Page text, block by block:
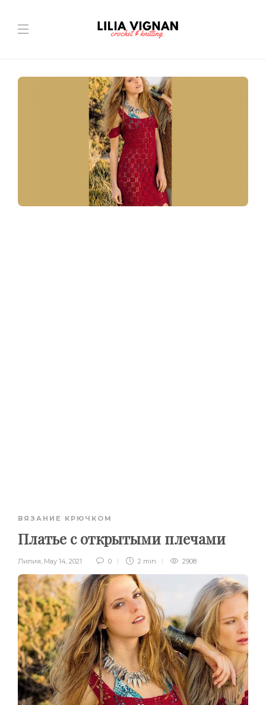
ВЯЗАНИЕ КРЮЧКОМ
Платье с открытыми плечами
Лилия, May 14, 2021 0 2 min 2908